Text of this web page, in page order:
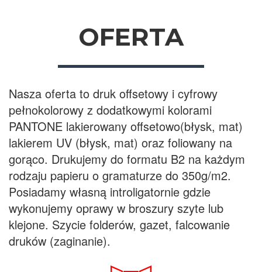
OFERTA
Nasza oferta to druk offsetowy i cyfrowy
pełnokolorowy z dodatkowymi kolorami
PANTONE lakierowany offsetowo(błysk, mat)
lakierem UV (błysk, mat) oraz foliowany na
gorąco. Drukujemy do formatu B2 na każdym
rodzaju papieru o gramaturze do 350g/m2.
Posiadamy własną introligatornie gdzie
wykonujemy oprawy w broszury szyte lub
klejone. Szycie folderów, gazet, falcowanie
druków (zaginanie).